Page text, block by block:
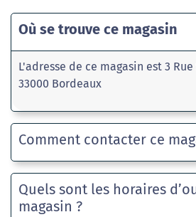
Où se trouve ce magasin
L'adresse de ce magasin est 3
33000 Bordeaux
Comment contacter ce
Quels sont les horaires
magasin ?